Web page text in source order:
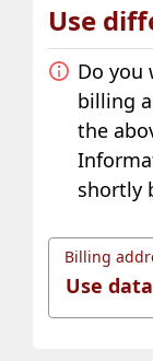
Use
Do you
billing
the
shortly
Billing